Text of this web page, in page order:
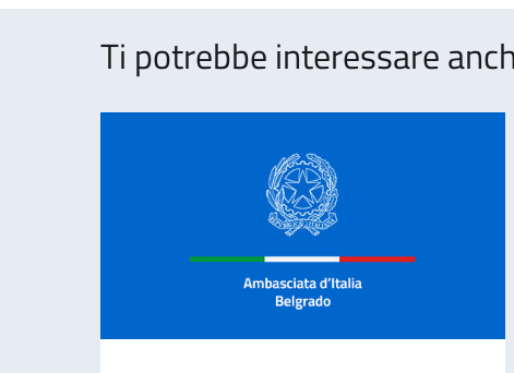
Ti potrebbe interessare